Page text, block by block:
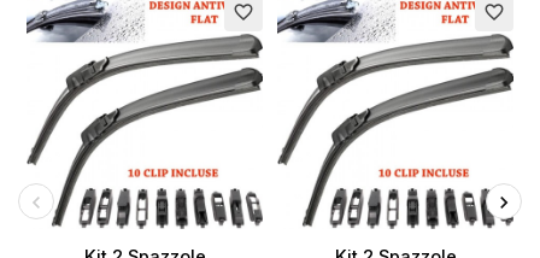
favorite_border favorite_border